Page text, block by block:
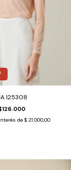
I25308
de $ 21.000,00